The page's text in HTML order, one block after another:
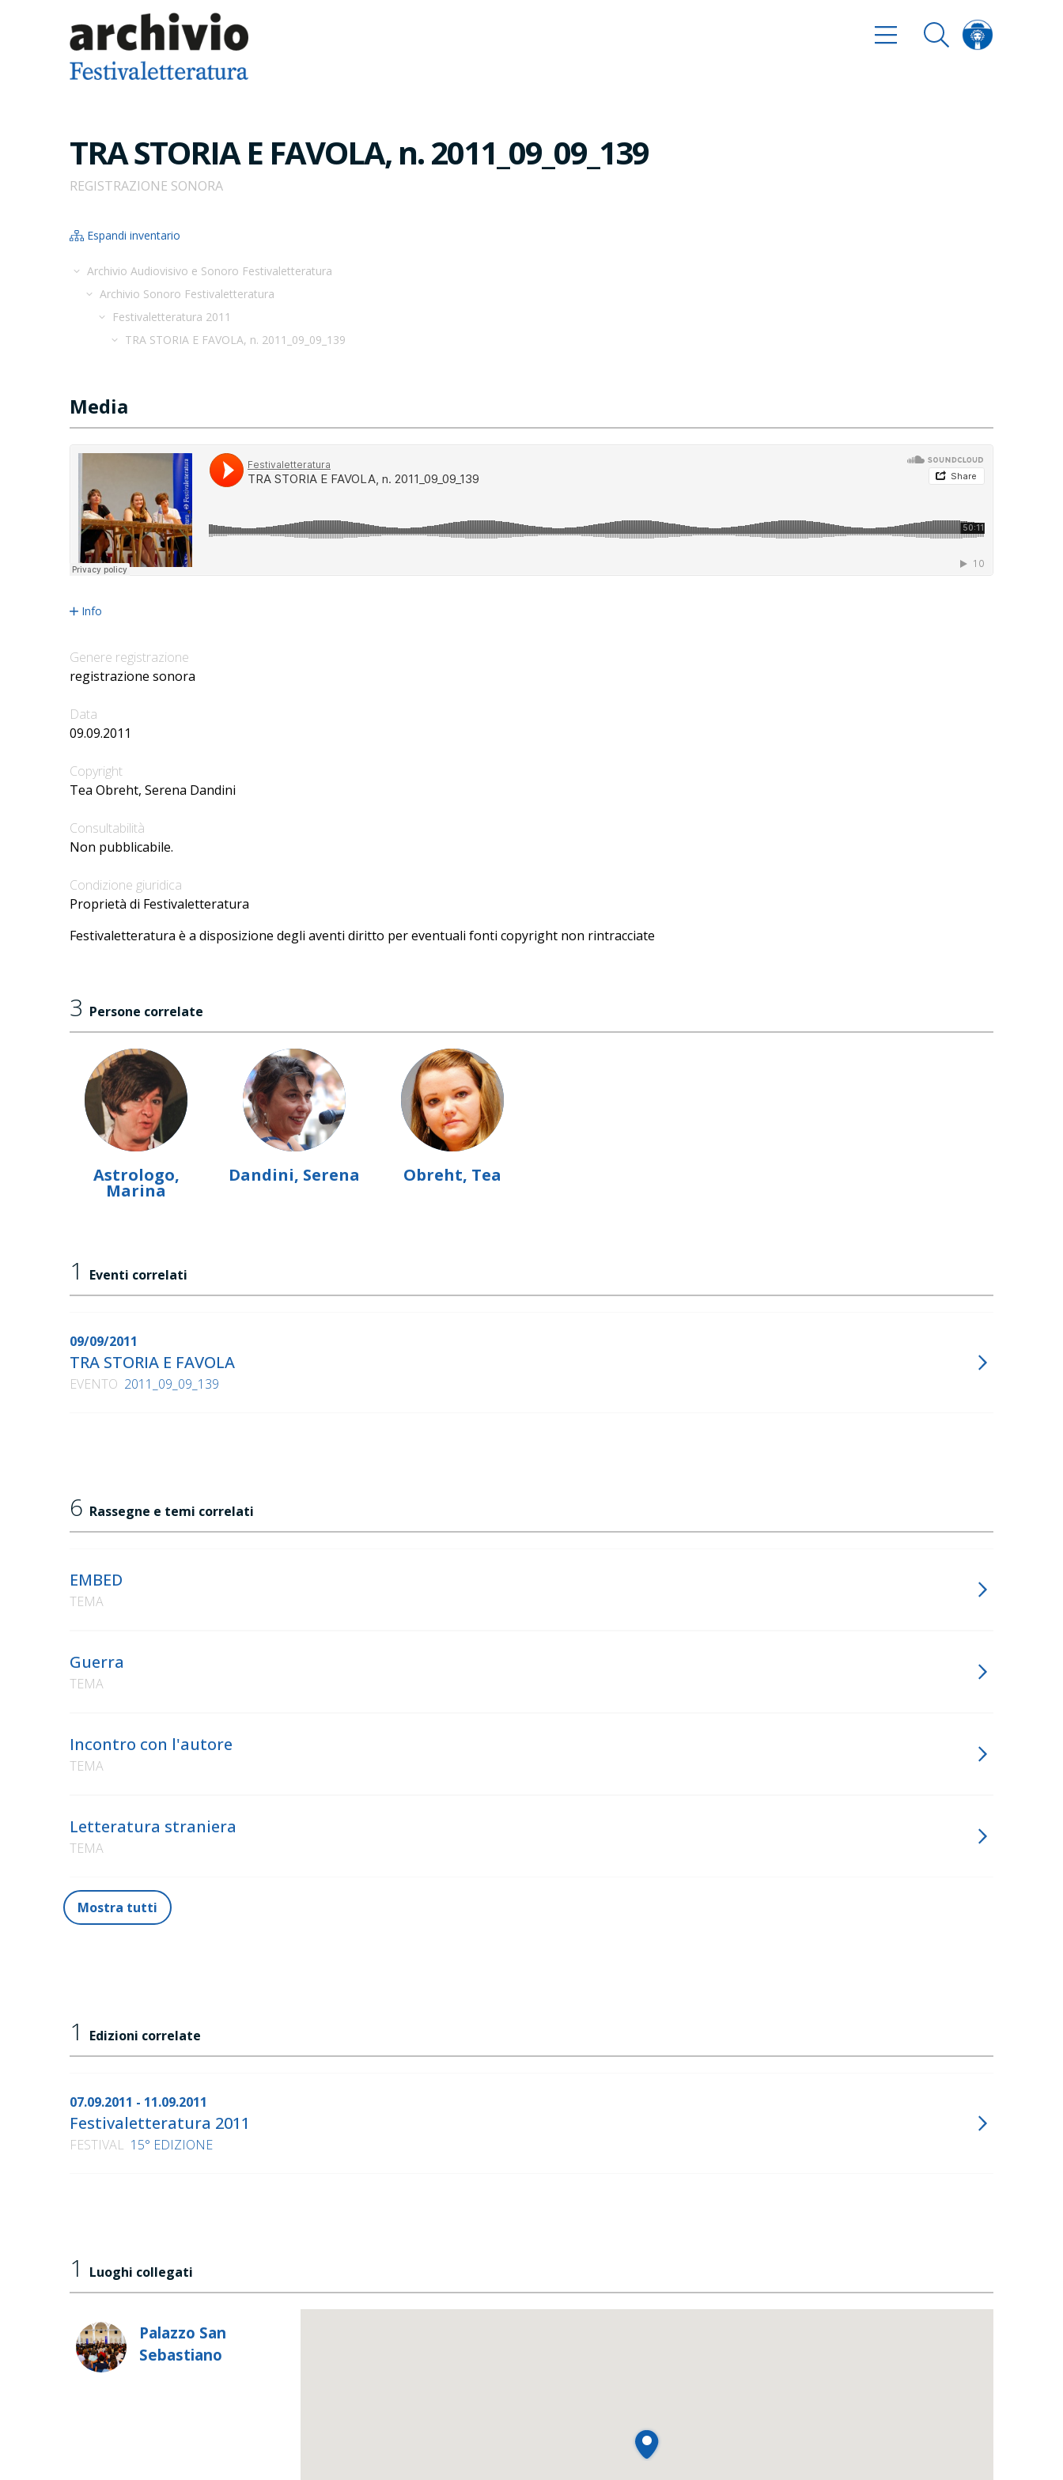
TRA STORIA E FAVOLA, n. 2011_09_09_139
REGISTRAZIONE SONORA
Espandi inventario
Archivio Audiovisivo e Sonoro Festivaletteratura
Archivio Sonoro Festivaletteratura
Festivaletteratura 2011
TRA STORIA E FAVOLA, n. 2011_09_09_139
Media
Info
Genere registrazione
registrazione sonora
Data
09.09.2011
Copyright
Tea Obreht, Serena Dandini
Consultabilità
Non pubblicabile.
Condizione giuridica
Proprietà di Festivaletteratura
Festivaletteratura è a disposizione degli aventi diritto per eventuali fonti copyright non rintracciate
3 Persone correlate
Astrologo,
Marina
Dandini, Serena Obreht, Tea
1 Eventi correlati
09/09/2011
TRA STORIA E FAVOLA
EVENTO 2011_09_09_139
6 Rassegne e temi correlati
EMBED
TEMA
Guerra
TEMA
Incontro con l'autore
TEMA
Letteratura straniera
TEMA
Mostra tutti
1 Edizioni correlate
07.09.2011 - 11.09.2011
Festivaletteratura 2011
FESTIVAL 15° EDIZIONE
1 Luoghi collegati
Palazzo San
Sebastiano